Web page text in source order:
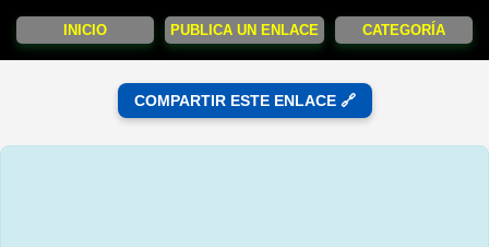
INICIO PUBLICA UN ENLACE CATEGORÍA
COMPARTIR ESTE ENLACE 🔗